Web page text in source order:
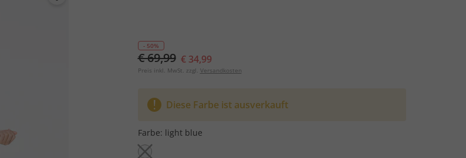
- 50%
€ 69,99 € 34,99
Preis inkl. MwSt. zzgl. Versandkosten
Diese Farbe ist ausverkauft
Farbe: light blue